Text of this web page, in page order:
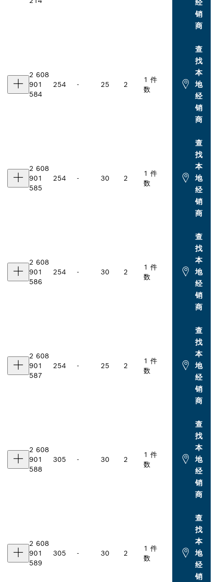
经
销
商
2 608
901
584
254 - 25 2
1 件
数
查
找
本
地
经
销
商
2 608
901
585
254 - 30 2
1 件
数
查
找
本
地
经
销
商
2 608
901
586
254 - 30 2
1 件
数
查
找
本
地
经
销
商
2 608
901
587
254 - 25 2
1 件
数
查
找
本
地
经
销
商
2 608
901
588
305 - 30 2
1 件
数
查
找
本
地
经
销
商
2 608
901
589
305 - 30 2
1 件
数
查
找
本
地
经
销